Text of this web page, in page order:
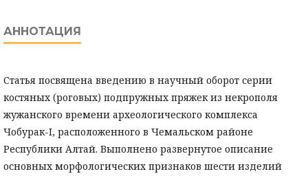
АННОТАЦИЯ
Статья посвящена введению в научный оборот серии
костяных (роговых) подпружных пряжек из некрополя
жужанского времени археологического комплекса
Чобурак-I, расположенного в Чемальском районе
Республики Алтай. Выполнено развернутое описание
основных морфологических признаков шести изделий